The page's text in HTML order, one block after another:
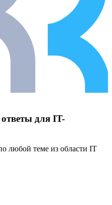
для IT-
любой теме из области IT